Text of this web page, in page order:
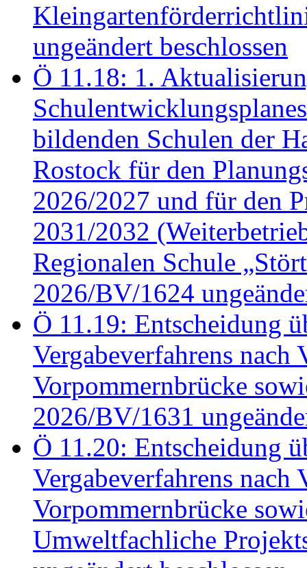
ungeändert beschlossen
Ö 11.18: 1.
bildenden Schulen der
Rostock für den
2026/2027 und für den
2031/2032
Regionalen Schule
2026/BV/1624
Ö 11.19: Entscheidung
Vergabeverfahrens
Vorpommernbrücke
2026/BV/1631
Ö 11.20: Entscheidung
Vergabeverfahrens
Vorpommernbrücke
Umweltfachliche